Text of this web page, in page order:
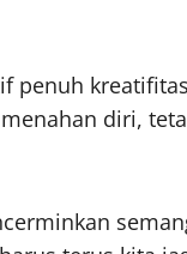
penuh
diri,